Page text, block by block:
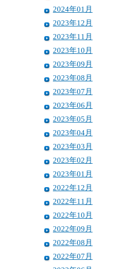
2024年01月
2023年12月
2023年11月
2023年10月
2023年09月
2023年08月
2023年07月
2023年06月
2023年05月
2023年04月
2023年03月
2023年02月
2023年01月
2022年12月
2022年11月
2022年10月
2022年09月
2022年08月
2022年07月